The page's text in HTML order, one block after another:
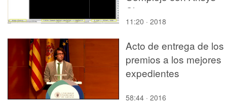
Classic - v2017
11:20 · 2018
Acto de entrega de los
premios a los mejores
expedientes
58:44 · 2016